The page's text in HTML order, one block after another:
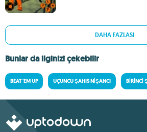
DAHA FAZLASI
Bunlar da ilginizi çekebilir
BEAT 'EM UP ÜÇÜNCÜ ŞAHIS NIŞANCI BIRINCI